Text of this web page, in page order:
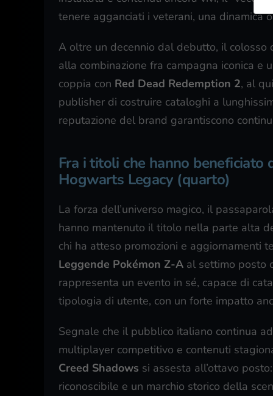
tenere agganciati i veterani, una dinamica
A oltre un decennio dal debutto, il colosso
alla combinazione fra campagna iconica e
coppia con Red Dead Redemption 2, al
publisher di costruire cataloghi a
reputazione del brand garantiscono
Fra i titoli che hanno beneficiato
Hogwarts Legacy (quarto)
La forza dell’universo magico, il
hanno mantenuto il titolo nella parte alta
chi ha atteso promozioni e aggiornamenti
Leggende Pokémon Z-A al settimo posto
rappresenta un evento in sé, capace di
tipologia di utente, con un forte impatto
Segnale che il pubblico italiano continua
multiplayer competitivo e contenuti
Creed Shadows si assesta all’ottavo
riconoscibile e un marchio storico della